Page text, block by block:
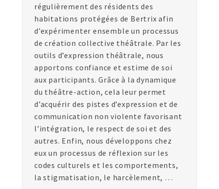
régulièrement des résidents des
habitations protégées de Bertrix afin
d’expérimenter ensemble un processus
de création collective théâtrale. Par les
outils d’expression théâtrale, nous
apportons confiance et estime de soi
aux participants. Grâce à la dynamique
du théâtre-action, cela leur permet
d’acquérir des pistes d’expression et de
communication non violente favorisant
l’intégration, le respect de soi et des
autres. Enfin, nous développons chez
eux un processus de réflexion sur les
codes culturels et les comportements,
la stigmatisation, le harcèlement, …